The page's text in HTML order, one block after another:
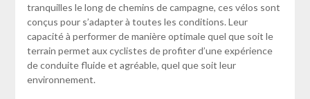
tranquilles le long de chemins de campagne, ces vélos sont
conçus pour s’adapter à toutes les conditions. Leur
capacité à performer de manière optimale quel que soit le
terrain permet aux cyclistes de profiter d’une expérience
de conduite fluide et agréable, quel que soit leur
environnement.